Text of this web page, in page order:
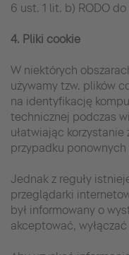
6 ust. 1 lit. b) RODO
4. Pliki cookie
W niektórych
używamy tzw. plików
na identyfikację
technicznej podczas
ułatwiając korzystanie
przypadku ponownych
Jednak z reguły
przeglądarki
był informowany o
akceptować,